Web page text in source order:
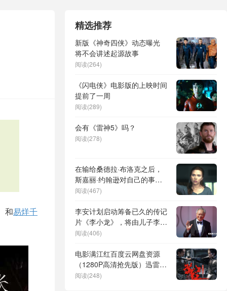
和易烊千
精选推荐
新版《神奇四侠》动态曝光
将不会讲述起源故事
阅读(264)
《闪电侠》电影版的上映时间
提前了一周
阅读(289)
会有《雷神5》吗？
阅读(278)
在输给桑德拉·布洛克之后，
斯嘉丽·约翰逊对自己的事业
感到绝望
阅读(467)
李安计划启动筹备已久的传记
片《李小龙》，将由儿子李淳
饰演
阅读(406)
电影满江红百度云网盘资源
（1280P高清抢先版）迅雷资
源下载
阅读(248)